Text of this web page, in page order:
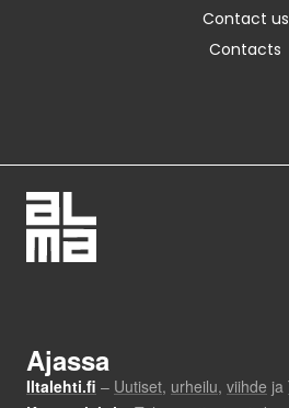
Contact us
Contacts